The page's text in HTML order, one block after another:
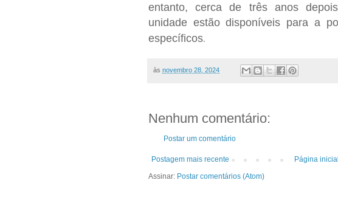
entanto, cerca de três anos
unidade estão disponíveis para a
específicos.
às novembro 28, 2024
Nenhum comentário:
Postar um comentário
Postagem mais recente
Página inicial
Assinar: Postar comentários (Atom)